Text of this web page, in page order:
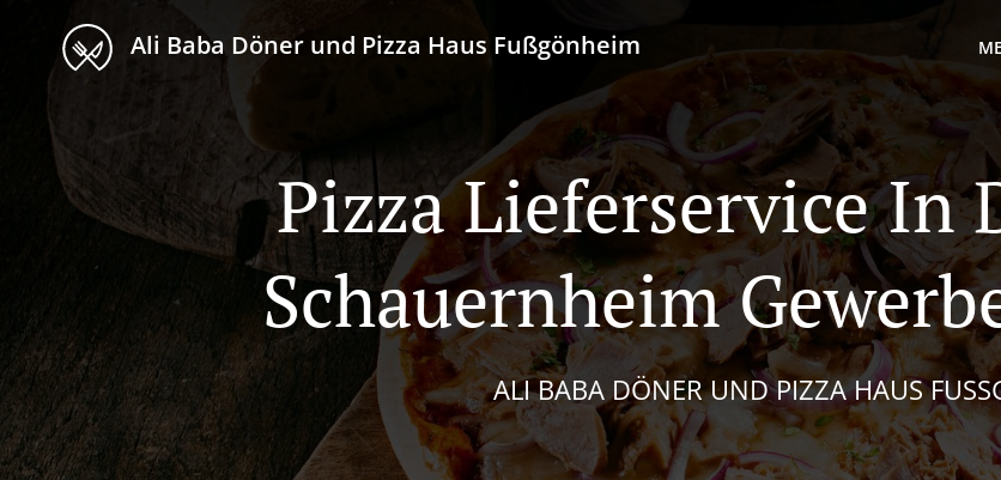
Ali Baba Döner und Pizza Haus Fußgönheim
Pizza Lieferservice In
Schauernheim
ALI BABA DÖNER UND PIZZA HAUS